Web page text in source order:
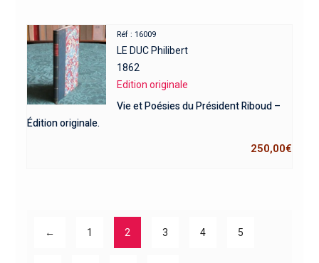
Réf : 16009
LE DUC Philibert
1862
Edition originale
Vie et Poésies du Président Riboud –
Édition originale.
250,00€
← 1 2 3 4 5